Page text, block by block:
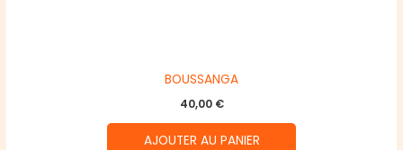
BOUSSANGA
40,00 €
AJOUTER AU PANIER